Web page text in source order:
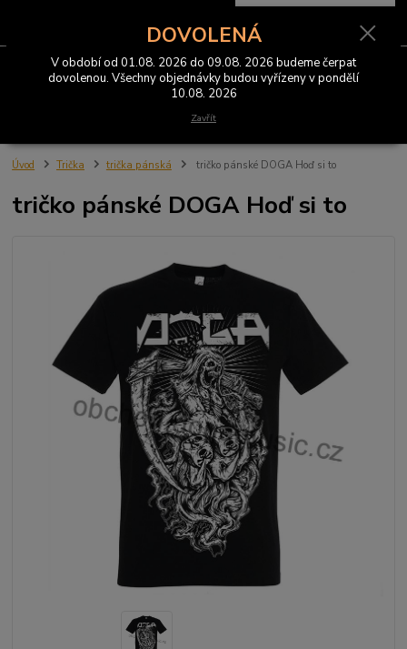
Menu
0 Kč
Úvod Trička trička pánská tričko pánské DOGA Hoď si to
tričko pánské DOGA Hoď si to
DOVOLENÁ
V období od 01.08. 2026 do 09.08. 2026 budeme čerpat
dovolenou. Všechny objednávky budou vyřízeny v pondělí
10.08. 2026
Zavřít